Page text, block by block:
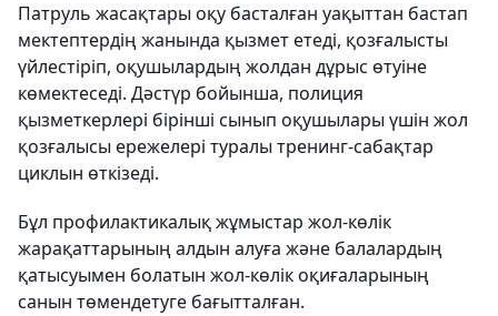
Патруль жасақтары оқу басталған уақыттан бастап
мектептердің жанында қызмет етеді, қозғалысты
үйлестіріп, оқушылардың жолдан дұрыс өтуіне
көмектеседі. Дәстүр бойынша, полиция
қызметкерлері бірінші сынып оқушылары үшін жол
қозғалысы ережелері туралы тренинг-сабақтар
циклын өткізеді.
Бұл профилактикалық жұмыстар жол-көлік
жарақаттарының алдын алуға және балалардың
қатысуымен болатын жол-көлік оқиғаларының
санын төмендетуге бағытталған.